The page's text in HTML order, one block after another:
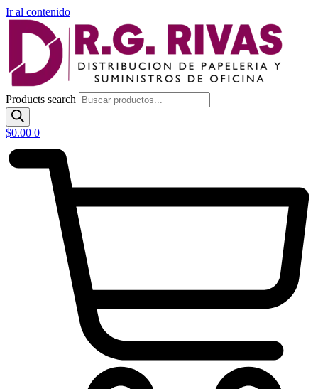
Ir al contenido
Products search
$0.00 0